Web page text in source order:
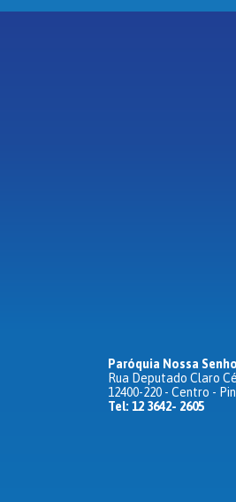
Paróquia Nossa
Rua Deputado Claro
12400-220 - Centro -
Tel: 12 3642- 2605